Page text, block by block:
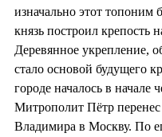
изначально этот топоним
князь построил крепость
Деревянное укрепление,
стало основой будущего
городе началось в начале
Митрополит Пётр перенес
Владимира в Москву. По